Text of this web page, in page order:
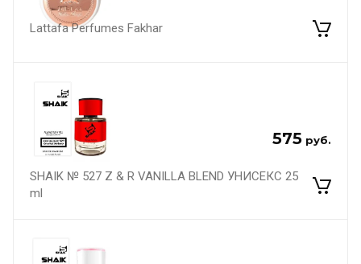
Lattafa Perfumes Fakhar
575 руб.
SHAIK № 527 Z & R VANILLA BLEND УНИСЕКС 25
ml